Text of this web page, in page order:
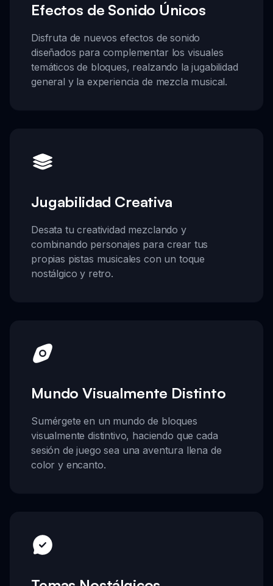
Efectos de Sonido Únicos
Disfruta de nuevos efectos de sonido
diseñados para complementar los visuales
temáticos de bloques, realzando la jugabilidad
general y la experiencia de mezcla musical.
Jugabilidad Creativa
Desata tu creatividad mezclando y
combinando personajes para crear tus
propias pistas musicales con un toque
nostálgico y retro.
Mundo Visualmente Distinto
Sumérgete en un mundo de bloques
visualmente distintivo, haciendo que cada
sesión de juego sea una aventura llena de
color y encanto.